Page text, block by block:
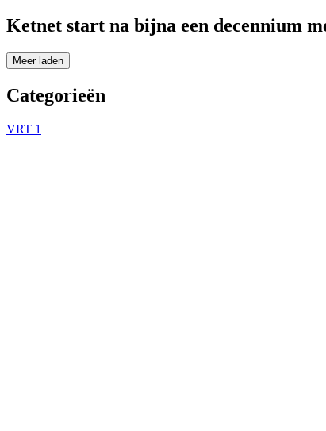
Ketnet start na bijna een decennium
Meer laden
Categorieën
VRT 1